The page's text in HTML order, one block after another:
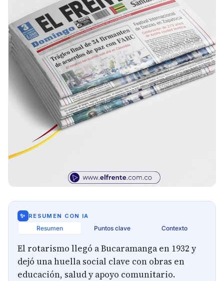
✨ RESUMEN CON IA
Resumen Puntos clave Contexto
El rotarismo llegó a Bucaramanga en 1932 y
dejó una huella social clave con obras en
educación, salud y apoyo comunitario.